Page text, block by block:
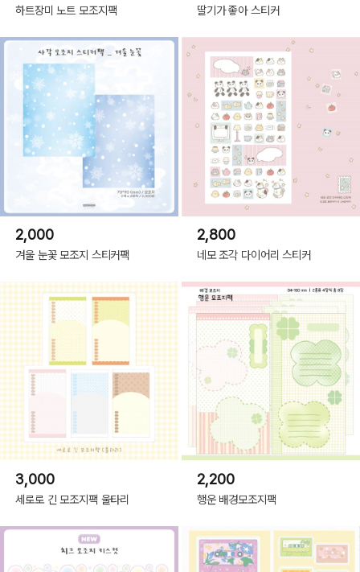
하트장미 노트 모조지팩 딸기가 좋아 스티커
2,000
겨울 눈꽃 모조지 스티커팩
2,800
네모 조각 다이어리 스티커
3,000
세로로 긴 모조지팩 울타리
2,200
행운 배경모조지팩